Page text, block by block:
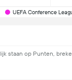
UEFA Conference
staan op Punten,